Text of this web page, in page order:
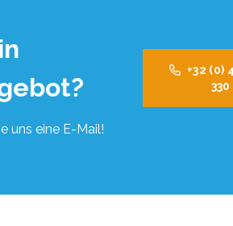
uns eine E-Mail!
+32 (0)
330